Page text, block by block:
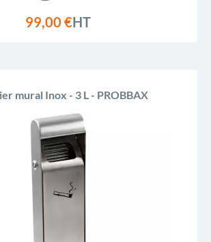
99,00 €HT
mural Inox - 3 L - PROBBAX